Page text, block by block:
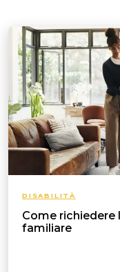
DISABILITÀ
Come richiedere
familiare